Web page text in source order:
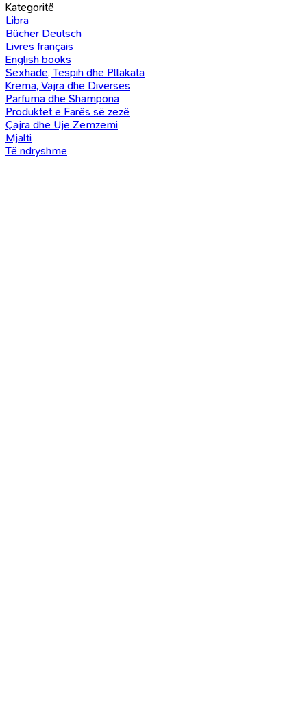
Kategoritë
Libra
Bücher Deutsch
Livres français
English books
Sexhade, Tespih dhe Pllakata
Krema, Vajra dhe Diverses
Parfuma dhe Shampona
Produktet e Farës së zezë
Çajra dhe Uje Zemzemi
Mjalti
Të ndryshme